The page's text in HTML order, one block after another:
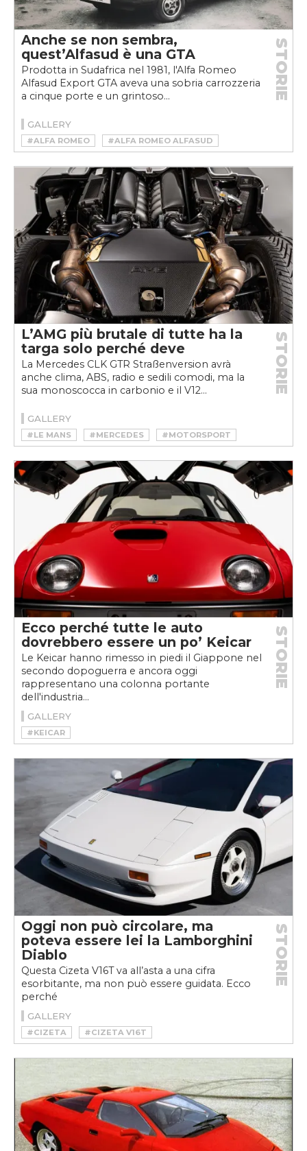
Anche se non sembra,
quest’Alfasud è una GTA
Prodotta in Sudafrica nel 1981, l'Alfa Romeo
Alfasud Export GTA aveva una sobria carrozzeria
a cinque porte e un grintoso...
STORIE
GALLERY
#ALFA ROMEO
#ALFA ROMEO ALFASUD
#ALFA ROMEO ALFASUD GTA
L’AMG più brutale di tutte ha la
targa solo perché deve
La Mercedes CLK GTR Straßenversion avrà
anche clima, ABS, radio e sedili comodi, ma la
sua monoscocca in carbonio e il V12...
STORIE
GALLERY
#LE MANS #MERCEDES #MOTORSPORT
Ecco perché tutte le auto
dovrebbero essere un po’ Keicar
Le Keicar hanno rimesso in piedi il Giappone nel
secondo dopoguerra e ancora oggi
rappresentano una colonna portante
dell'industria...
STORIE
GALLERY
#KEICAR
Oggi non può circolare, ma
poteva essere lei la Lamborghini
Diablo
Questa Cizeta V16T va all’asta a una cifra
esorbitante, ma non può essere guidata. Ecco
perché
STORIE
GALLERY
#CIZETA
#CIZETA V16T
#CIZETA-MORODER V16T